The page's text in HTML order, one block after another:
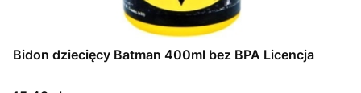
Bidon dziecięcy Batman 400ml bez BPA Licencja